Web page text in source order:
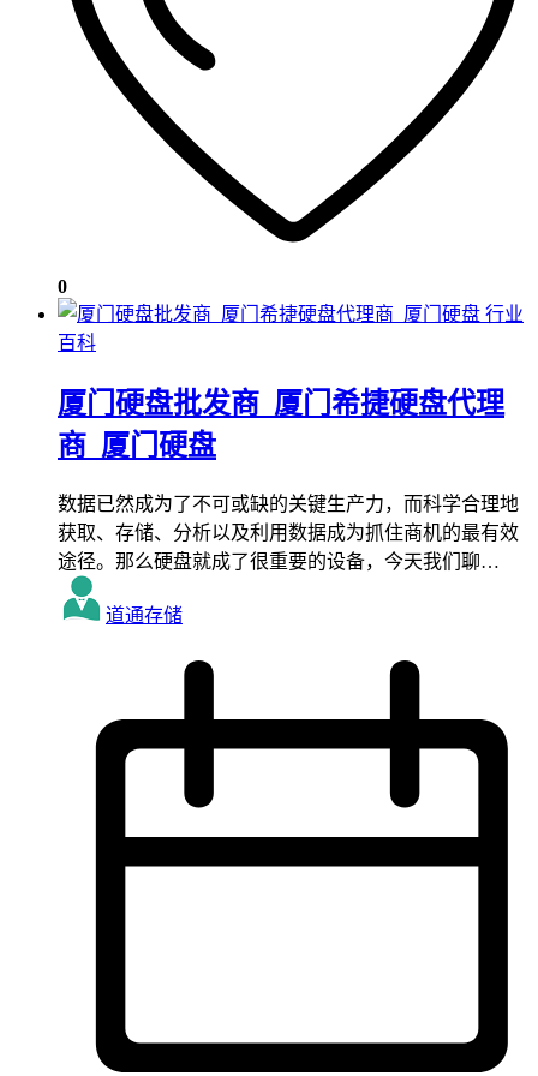
0
行业
百科
厦门硬盘批发商_厦门希捷硬盘代理
商_厦门硬盘
数据已然成为了不可或缺的关键生产力，而科学合理地
获取、存储、分析以及利用数据成为抓住商机的最有效
途径。那么硬盘就成了很重要的设备，今天我们聊…
道通存储